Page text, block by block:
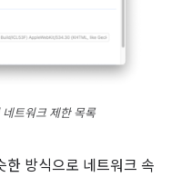
트워크 제한 목록
한 방식으로 네트워크 속